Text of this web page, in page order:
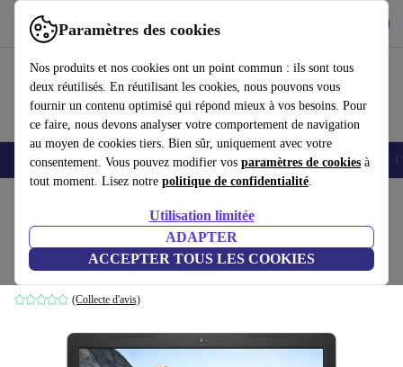
Paramètres des cookies
Nos produits et nos cookies ont un point commun : ils sont tous
deux réutilisés. En réutilisant les cookies, nous pouvons vous
fournir un contenu optimisé qui répond mieux à vos besoins. Pour
ce faire, nous devons analyser votre comportement de navigation
au moyen de cookies tiers. Bien sûr, uniquement avec votre
consentement. Vous pouvez modifier vos paramètres de cookies à
tout moment. Lisez notre politique de confidentialité.
Utilisation limitée
ADAPTER
ACCEPTER TOUS LES COOKIES
Utilisez refurbed rapidement et facilement
Smartphones Laptops Tablettes Montres connectées Accessoires
Dell Inspiron 15 3580 | i3-8145U | 15.6"
4 GB | 1 TB HDD | Win 11 Home | US
(Collecte d'avis)